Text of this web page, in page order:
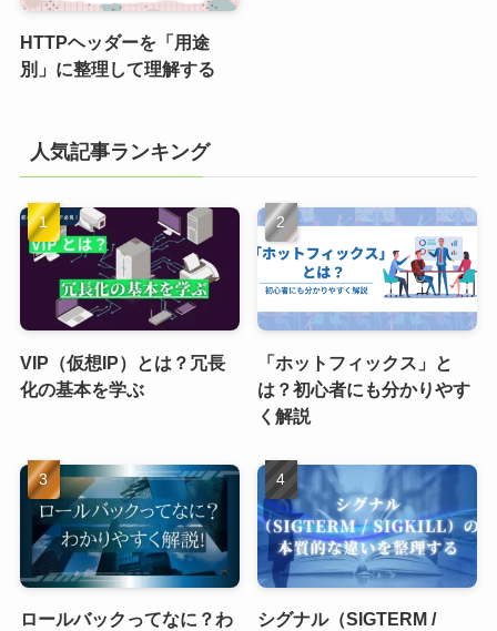
HTTPヘッダーを「用途
別」に整理して理解する
人気記事ランキング
VIP（仮想IP）とは？冗長
化の基本を学ぶ
「ホットフィックス」と
は？初心者にも分かりやす
く解説
ロールバックってなに？わ
シグナル（SIGTERM /